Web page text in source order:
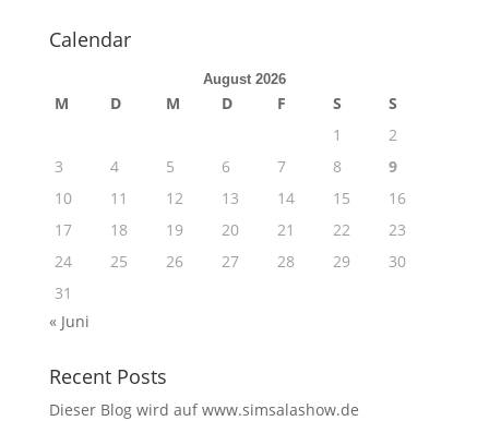
Calendar
August 2026
M D M D F S
S
1
2
3
4 5 6 7 8
9
10
11 12 13 14 15
16
17
18 19 20 21 22
23
24
25 26 27 28 29
30
31
« Juni
Recent Posts
Dieser Blog wird auf www.simsalashow.de